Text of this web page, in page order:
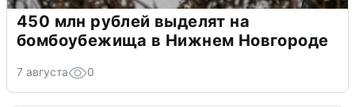
450 млн рублей выделят на
бомбоубежища в Нижнем Новгороде
7 августа 0